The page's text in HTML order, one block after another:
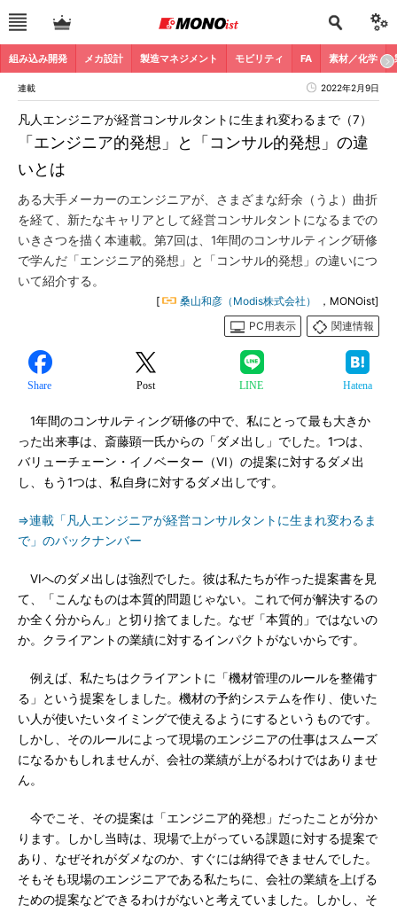
組み込み開発 メカ設計 製造マネジメント モビリティ FA 素材／化学
連載 2022年2月9日
「エンジニア的発想」と「コンサル的発想」の違
いとは
凡人エンジニアが経営コンサルタントに生まれ変わるまで（7）
ある大手メーカーのエンジニアが、さまざまな紆余（うよ）曲折
を経て、新たなキャリアとして経営コンサルタントになるまでの
いきさつを描く本連載。第7回は、1年間のコンサルティング研修
で学んだ「エンジニア的発想」と「コンサル的発想」の違いにつ
いて紹介する。
[ 桑山和彦（Modis株式会社）
，MONOist]
PC用表示
関連情報
Share Post LINE Hatena
1年間のコンサルティング研修の中で、私にとって最も大きか
った出来事は、斎藤顕一氏からの「ダメ出し」でした。1つは、
バリューチェーン・イノベーター（VI）の提案に対するダメ出
し、もう1つは、私自身に対するダメ出しです。
⇒連載「凡人エンジニアが経営コンサルタントに生まれ変わるま
で」のバックナンバー
VIへのダメ出しは強烈でした。彼は私たちが作った提案書を見
て、「こんなものは本質的問題じゃない。これで何が解決するの
か全く分からん」と切り捨てました。なぜ「本質的」ではないの
か。クライアントの業績に対するインパクトがないからです。
例えば、私たちはクライアントに「機材管理のルールを整備す
る」という提案をしました。機材の予約システムを作り、使いた
い人が使いたいタイミングで使えるようにするというものです。
しかし、そのルールによって現場のエンジニアの仕事はスムーズ
になるかもしれませんが、会社の業績が上がるわけではありませ
ん。
今でこそ、その提案は「エンジニア的発想」だったことが分か
ります。しかし当時は、現場で上がっている課題に対する提案で
あり、なぜそれがダメなのか、すぐには納得できませんでした。
そもそも現場のエンジニアである私たちに、会社の業績を上げる
ための提案などできるわけがないと考えていました。しかし、そ